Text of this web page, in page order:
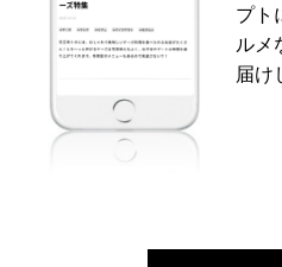
プト
ルメ
届け